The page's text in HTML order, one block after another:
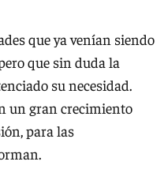
que ya venían siendo
que sin duda la
su necesidad.
un gran crecimiento
para las